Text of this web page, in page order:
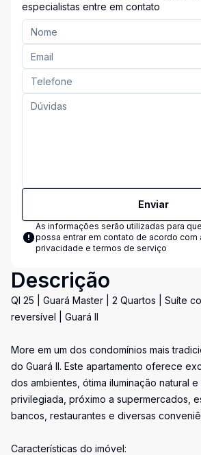
especialistas entre em contato
Enviar
As informações serão utilizadas para
possa entrar em contato de acordo com
privacidade e termos de serviço
Descrição
QI 25 | Guará Master | 2 Quartos | Suíte
reversível | Guará II
More em um dos condomínios mais
do Guará II. Este apartamento oferece
dos ambientes, ótima iluminação natural
privilegiada, próximo a supermercados,
bancos, restaurantes e diversas
Características do imóvel: